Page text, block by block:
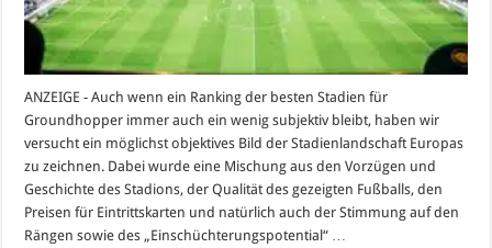
ANZEIGE - Auch wenn ein Ranking der besten Stadien für
Groundhopper immer auch ein wenig subjektiv bleibt, haben wir
versucht ein möglichst objektives Bild der Stadienlandschaft Europas
zu zeichnen. Dabei wurde eine Mischung aus den Vorzügen und
Geschichte des Stadions, der Qualität des gezeigten Fußballs, den
Preisen für Eintrittskarten und natürlich auch der Stimmung auf den
Rängen sowie des „Einschüchterungspotential“ …